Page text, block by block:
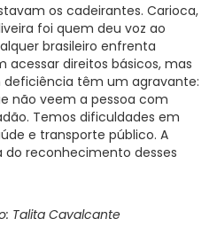
os cadeirantes. Carioca,
foi quem deu voz ao
brasileiro enfrenta
direitos básicos, mas
deficiência têm um agravante:
não veem a pessoa com
Temos dificuldades em
e transporte público. A
reconhecimento desses
Talita Cavalcante